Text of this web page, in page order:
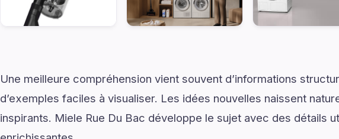
Une meilleure compréhension vient souvent d’informations
d’exemples faciles à visualiser. Les idées nouvelles naissent
inspirants. Miele Rue Du Bac développe le sujet avec des détails